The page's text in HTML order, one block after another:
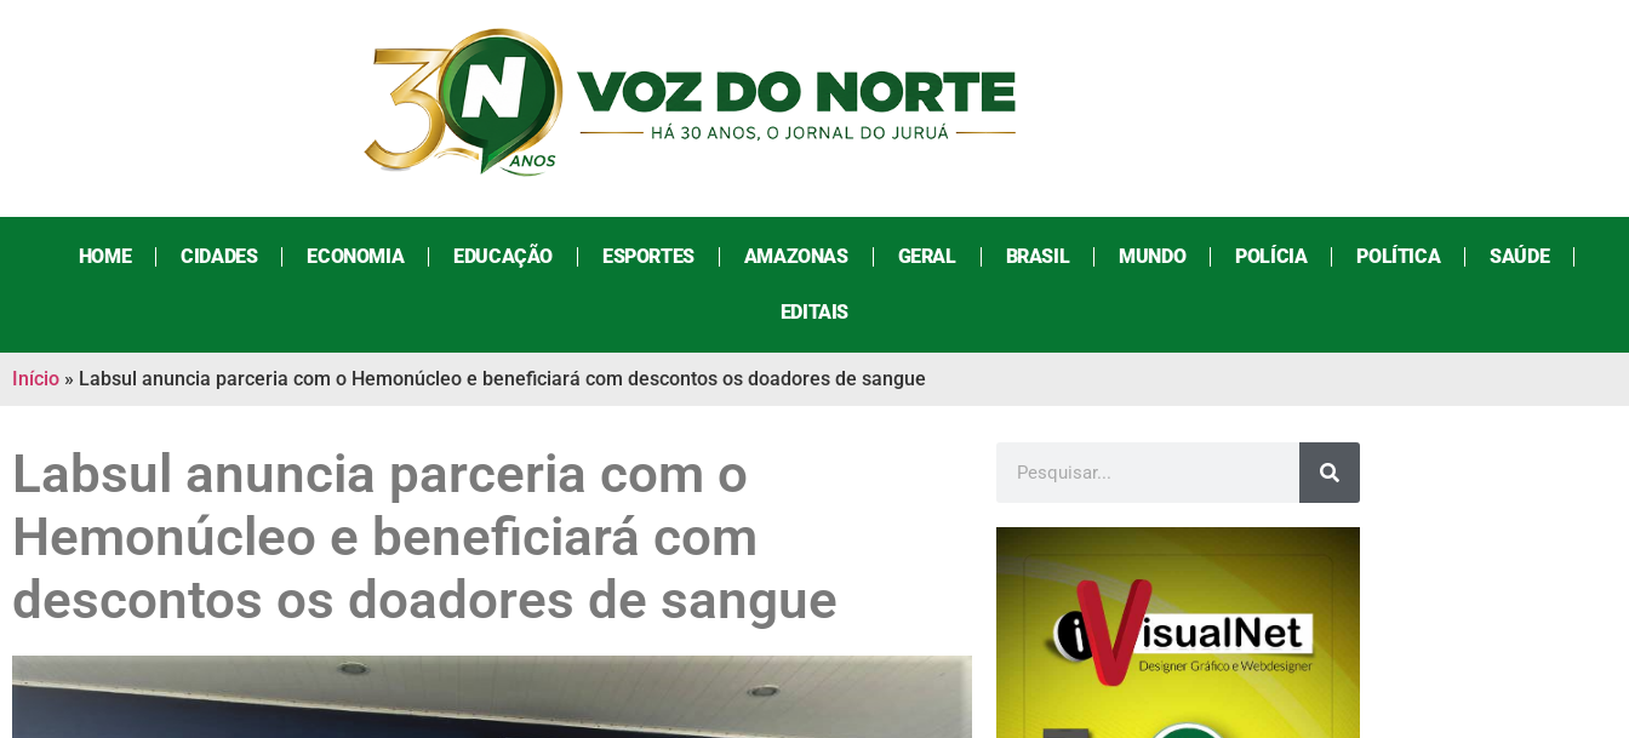
HOME CIDADES ECONOMIA EDUCAÇÃO ESPORTES AMAZONAS GERAL BRASIL MUNDO POLÍCIA POLÍTICA SAÚDE
EDITAIS
Início » Labsul anuncia parceria com o Hemonúcleo e beneficiará com descontos os doadores de sangue
Labsul anuncia parceria com o
Hemonúcleo e beneficiará com
descontos os doadores de sangue